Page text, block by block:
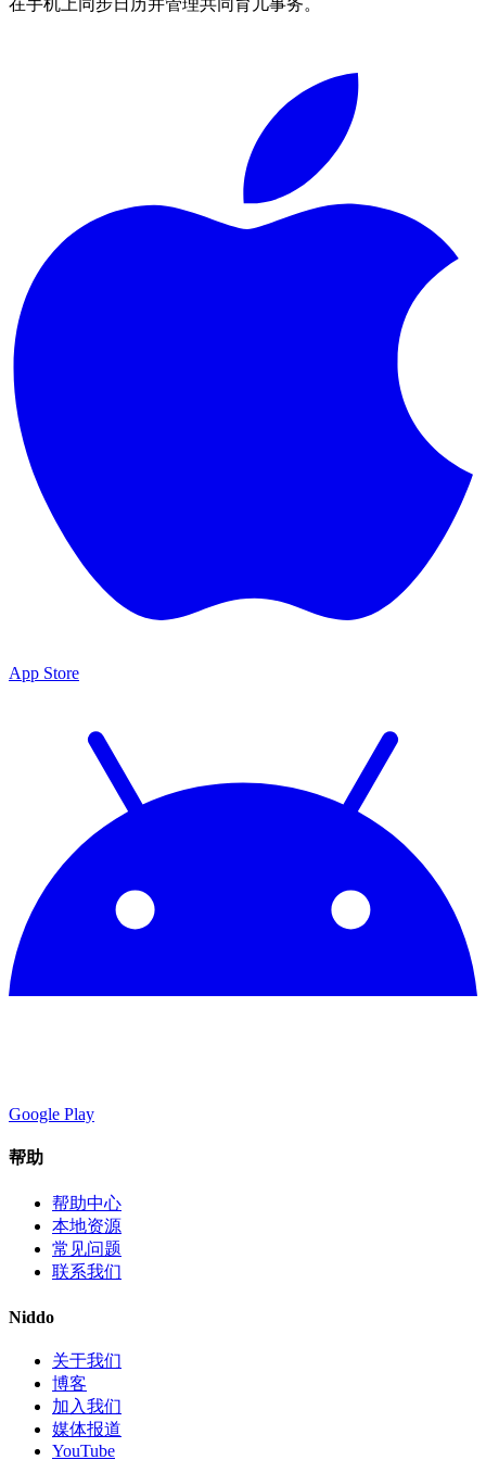
App Store
Google Play
帮助
帮助中心
本地资源
常见问题
联系我们
Niddo
关于我们
博客
加入我们
媒体报道
YouTube